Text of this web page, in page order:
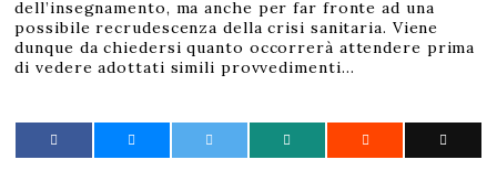
dell’insegnamento, ma anche per far fronte ad una
possibile recrudescenza della crisi sanitaria. Viene
dunque da chiedersi quanto occorrerà attendere prima
di vedere adottati simili provvedimenti…